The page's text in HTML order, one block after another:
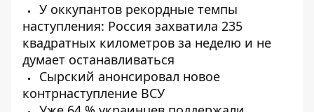
У оккупантов рекордные темпы
наступления: Россия захватила 235
квадратных километров за неделю и не
думает останавливаться
Сырский анонсировал новое
контрнаступление ВСУ